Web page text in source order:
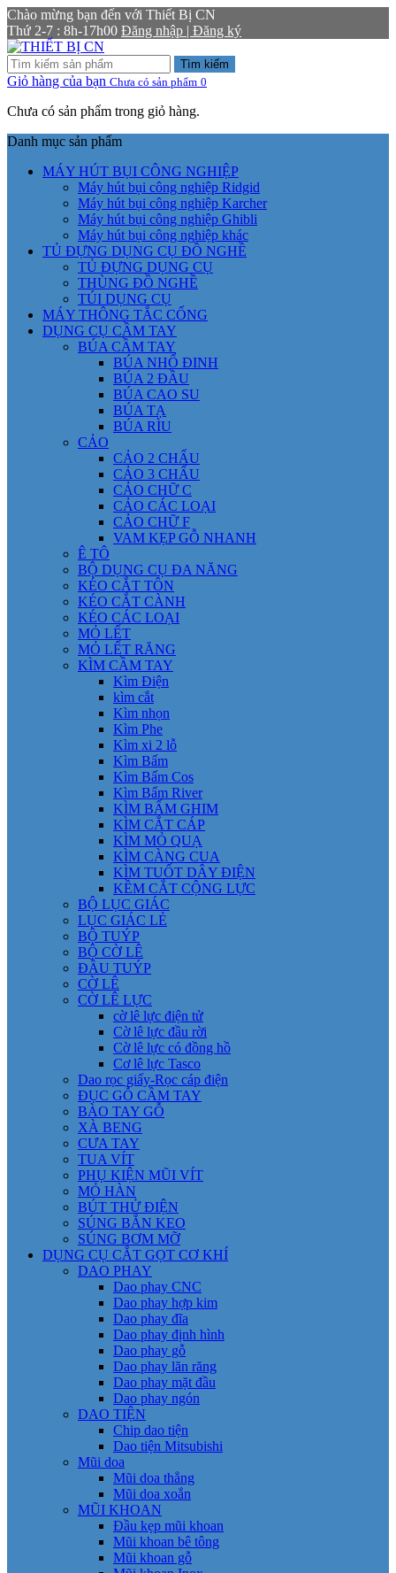
Chào mừng bạn đến với Thiết Bị CN
Thứ 2-7 : 8h-17h00 Đăng nhập | Đăng ký
Tìm kiếm
Giỏ hàng của bạn Chưa có sản phẩm 0
Chưa có sản phẩm trong giỏ hàng.
Danh mục sản phẩm
MÁY HÚT BỤI CÔNG NGHIỆP
Máy hút bụi công nghiệp Ridgid
Máy hút bụi công nghiệp Karcher
Máy hút bụi công nghiệp Ghibli
Máy hút bụi công nghiệp khác
TỦ ĐỰNG DỤNG CỤ ĐỒ NGHỀ
TỦ ĐỰNG DỤNG CỤ
THÙNG ĐỒ NGHỀ
TÚI DỤNG CỤ
MÁY THÔNG TẮC CỐNG
DỤNG CỤ CẦM TAY
BÚA CẦM TAY
BÚA NHỔ ĐINH
BÚA 2 ĐẦU
BÚA CAO SU
BÚA TẠ
BÚA RÌU
CẢO
CẢO 2 CHẤU
CẢO 3 CHẤU
CẢO CHỮ C
CẢO CÁC LOẠI
CẢO CHỮ F
VAM KẸP GỖ NHANH
Ê TÔ
BỘ DỤNG CỤ ĐA NĂNG
KÉO CẮT TÔN
KÉO CẮT CÀNH
KÉO CÁC LOẠI
MỎ LẾT
MỎ LẾT RĂNG
KÌM CẦM TAY
Kìm Điện
kìm cắt
Kìm nhọn
Kìm Phe
Kìm xi 2 lỗ
Kìm Bấm
Kìm Bấm Cos
Kìm Bấm River
KÌM BẤM GHIM
KÌM CẮT CÁP
KÌM MỎ QUẠ
KÌM CÀNG CUA
KÌM TUỐT DÂY ĐIỆN
KỀM CẮT CỘNG LỰC
BỘ LỤC GIÁC
LỤC GIÁC LẺ
BỘ TUÝP
BỘ CỜ LÊ
ĐẦU TUÝP
CỜ LÊ
CỜ LÊ LỰC
cờ lê lực điện tử
Cờ lê lực đầu rời
Cờ lê lực có đồng hồ
Cơ lê lực Tasco
Dao rọc giấy-Rọc cáp điện
ĐỤC GỖ CẦM TAY
BÀO TAY GỖ
XÀ BENG
CƯA TAY
TUA VÍT
PHỤ KIỆN MŨI VÍT
MỎ HÀN
BÚT THỬ ĐIỆN
SÚNG BẮN KEO
SÚNG BƠM MỠ
DỤNG CỤ CẮT GỌT CƠ KHÍ
DAO PHAY
Dao phay CNC
Dao phay hợp kim
Dao phay đĩa
Dao phay định hình
Dao phay gỗ
Dao phay lăn răng
Dao phay mặt đầu
Dao phay ngón
DAO TIỆN
Chip dao tiện
Dao tiện Mitsubishi
Mũi doa
Mũi doa thẳng
Mũi doa xoắn
MŨI KHOAN
Đầu kẹp mũi khoan
Mũi khoan bê tông
Mũi khoan gỗ